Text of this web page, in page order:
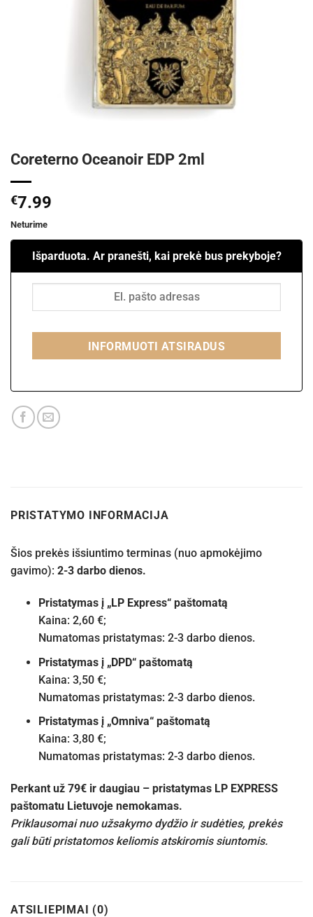
Coreterno Oceanoir EDP 2ml
€7.99
Neturime
Išparduota. Ar pranešti, kai prekė bus prekyboje?
INFORMUOTI ATSIRADUS
PRISTATYMO INFORMACIJA
Šios prekės išsiuntimo terminas (nuo apmokėjimo
gavimo): 2-3 darbo dienos.
Pristatymas į „LP Express“ paštomatą
Kaina: 2,60 €;
Numatomas pristatymas: 2-3 darbo dienos.
Pristatymas į „DPD“ paštomatą
Kaina: 3,50 €;
Numatomas pristatymas: 2-3 darbo dienos.
Pristatymas į „Omniva“ paštomatą
Kaina: 3,80 €;
Numatomas pristatymas: 2-3 darbo dienos.
Perkant už 79€ ir daugiau – pristatymas LP EXPRESS
paštomatu Lietuvoje nemokamas.
Priklausomai nuo užsakymo dydžio ir sudėties, prekės
gali būti pristatomos keliomis atskiromis siuntomis.
ATSILIEPIMAI (0)